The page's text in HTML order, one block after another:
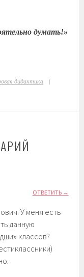
думать!»
дидактика
|
ОТВЕТИТЬ
У меня есть
данную
классов?